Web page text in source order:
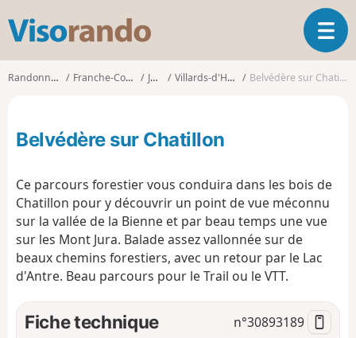
s
d
O
u
a
v
i
o
Randonnées Franche-Comté Jura Villards-d'Héria Belvédère sur Chatillon
Belvédère sur Chatillon
Ce parcours forestier vous conduira dans les bois de
Chatillon pour y découvrir un point de vue méconnu
sur la vallée de la Bienne et par beau temps une vue
sur les Mont Jura. Balade assez vallonnée sur de
beaux chemins forestiers, avec un retour par le Lac
d'Antre. Beau parcours pour le Trail ou le VTT.
Fiche technique n°30893189